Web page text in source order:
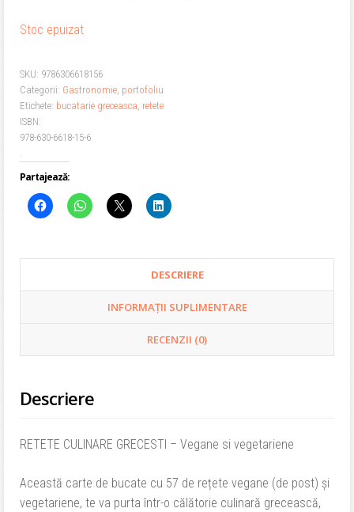
Stoc epuizat
SKU: 9786306618156
Categorii: Gastronomie, portofoliu
Etichete: bucatarie greceasca, retete
ISBN:
978-630-6618-15-6
.
Partajează:
DESCRIERE
INFORMAȚII SUPLIMENTARE
RECENZII (0)
Descriere
RETETE CULINARE GRECESTI – Vegane si vegetariene
Această carte de bucate cu 57 de rețete vegane (de post) și
vegetariene, te va purta într-o călătorie culinară grecească,